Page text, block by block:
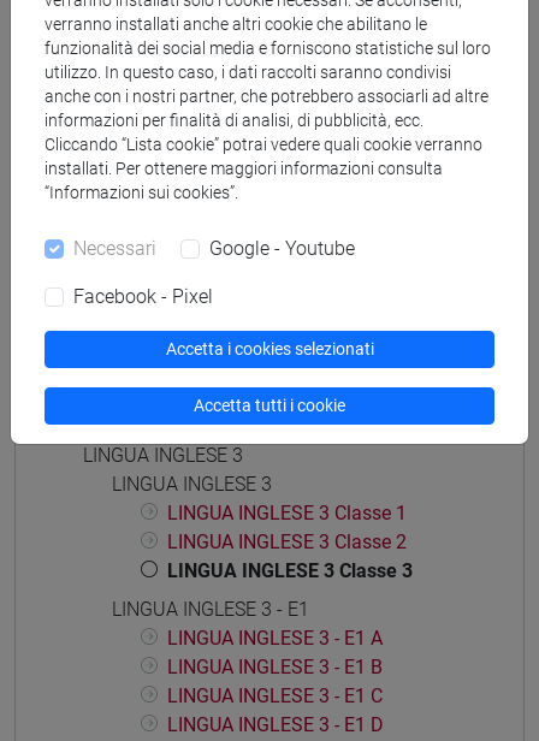
percorso comune
[LTR10] LINGUE, CIVILTÀ E SCIENZE DEL
LINGUAGGIO - Laurea
percorso comune
Insegnamenti mutuati
Struttura generale dell'insegnamento
LINGUA INGLESE 3
LINGUA INGLESE 3
LINGUA INGLESE 3 Classe 1
LINGUA INGLESE 3 Classe 2
LINGUA INGLESE 3 Classe 3
LINGUA INGLESE 3 - E1
LINGUA INGLESE 3 - E1 A
LINGUA INGLESE 3 - E1 B
LINGUA INGLESE 3 - E1 C
LINGUA INGLESE 3 - E1 D
verranno installati anche altri cookie che abilitano le
funzionalità dei social media e forniscono statistiche sul loro
utilizzo. In questo caso, i dati raccolti saranno condivisi
anche con i nostri partner, che potrebbero associarli ad altre
informazioni per finalità di analisi, di pubblicità, ecc.
Cliccando “Lista cookie” potrai vedere quali cookie verranno
installati. Per ottenere maggiori informazioni consulta
“Informazioni sui cookies”.
Necessari Google - Youtube
Facebook - Pixel
Accetta i cookies selezionati
Accetta tutti i cookie